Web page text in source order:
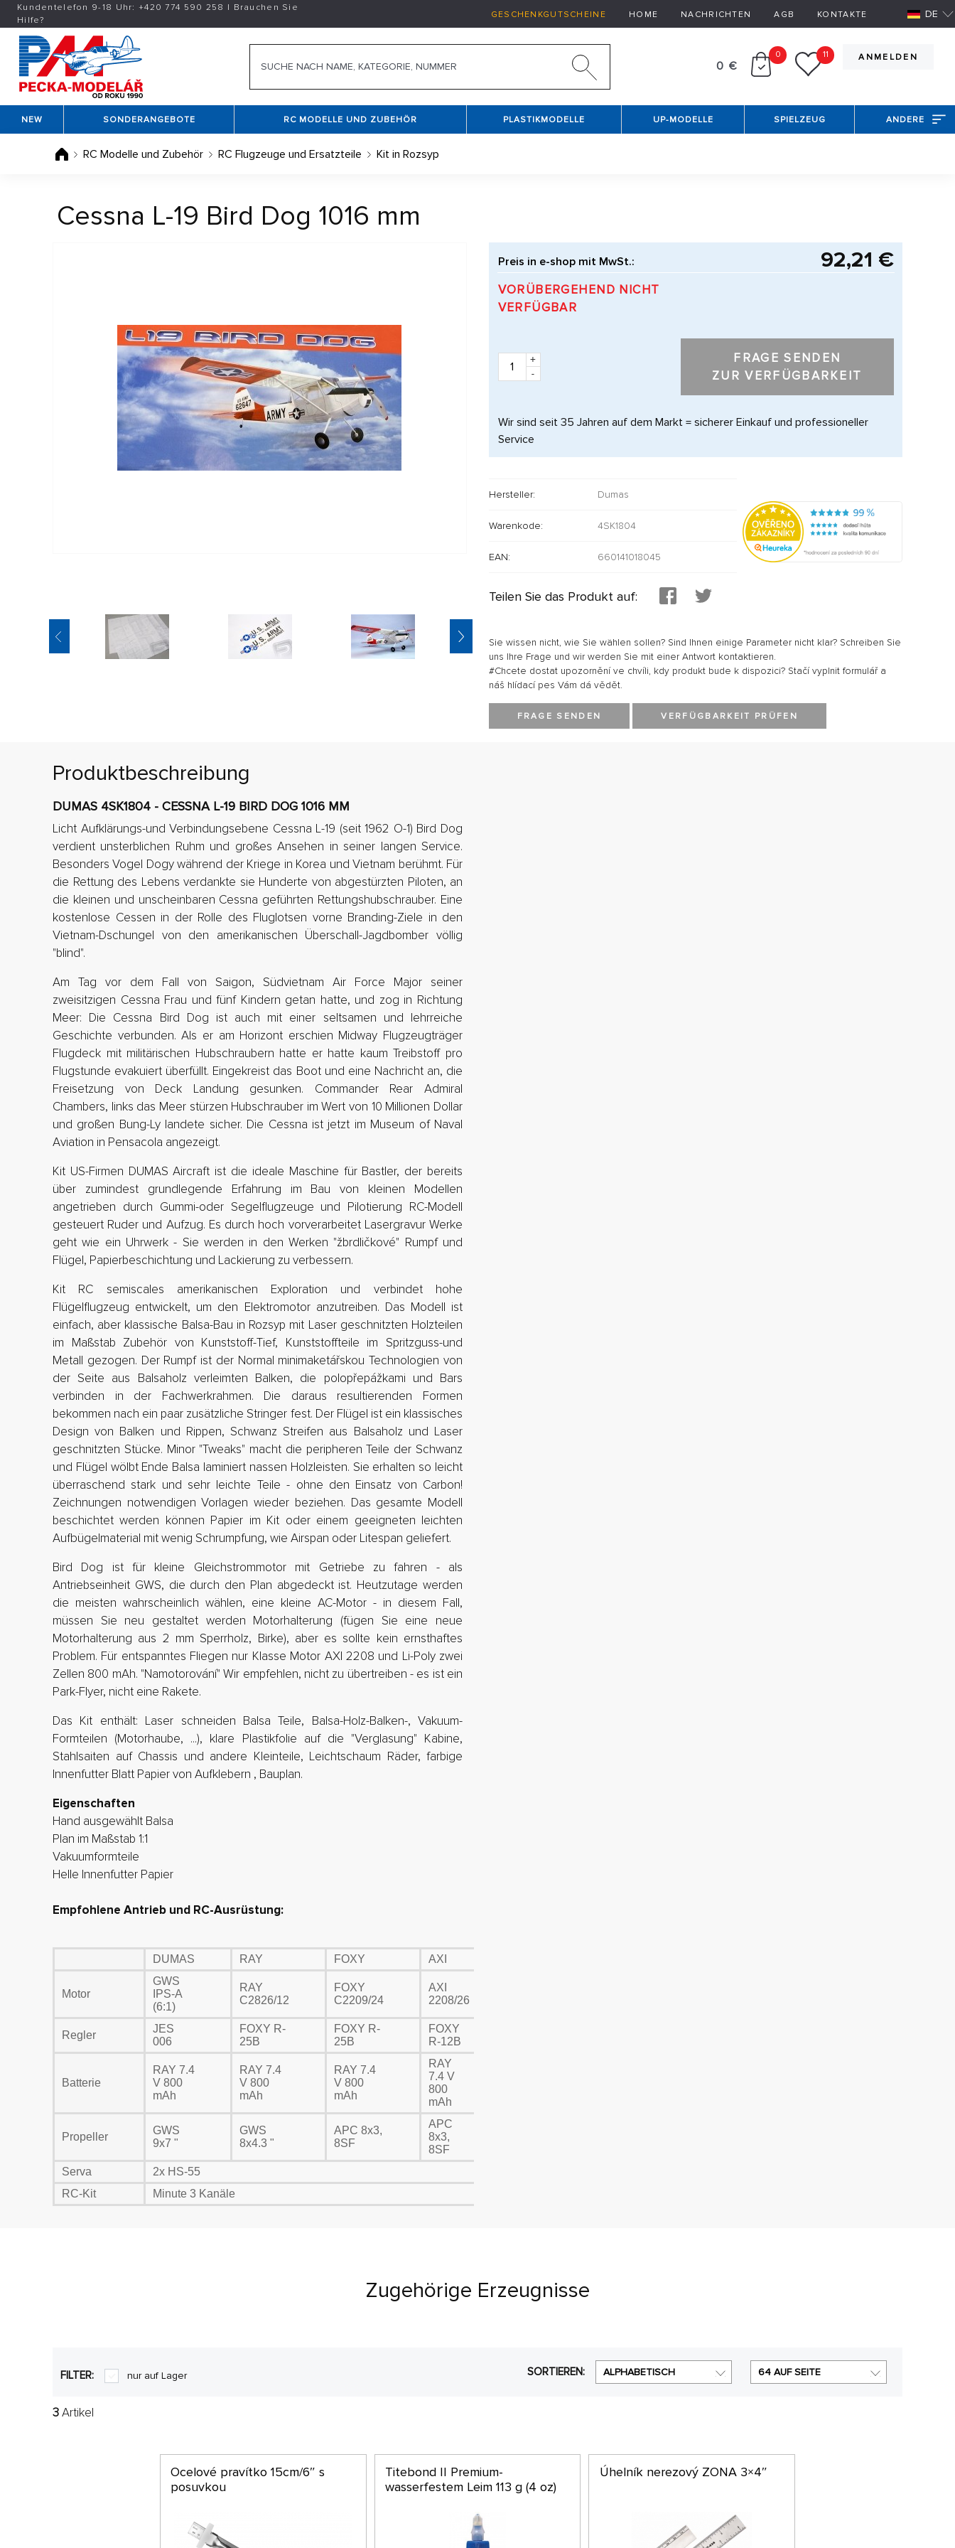
Kundentelefon 9-18 Uhr: +420774 590 258 | Brauchen Sie
Hilfe?
GESCHENKGUTSCHEINE HOME NACHRICHTEN AGB KONTAKTE DE
ANMELDEN
0 €
0 11
NEW SONDERANGEBOTE RC MODELLE UND ZUBEHÖR PLASTIKMODELLE UP-MODELLE SPIELZEUG ANDERE
RC Modelle und Zubehör RC Flugzeuge und Ersatzteile Kit in Rozsyp
Cessna L-19 Bird Dog 1016 mm
Preis in e-shop mit MwSt.: 92,21 €
VORÜBERGEHEND NICHT
VERFÜGBAR
+
-
FRAGE SENDEN
ZUR VERFÜGBARKEIT
Wir sind seit 35 Jahren auf dem Markt = sicherer Einkauf und professioneller
Service
Hersteller: Dumas
Warenkode: 4SK1804
EAN: 660141018045
Teilen Sie das Produkt auf:
Sie wissen nicht, wie Sie wählen sollen? Sind Ihnen einige Parameter nicht klar? Schreiben Sie
uns Ihre Frage und wir werden Sie mit einer Antwort kontaktieren.
#Chcete dostat upozornění ve chvíli, kdy produkt bude k dispozici? Stačí vyplnit formulář a
náš hlídací pes Vám dá vědět.
FRAGE SENDEN VERFÜGBARKEIT PRÜFEN
Produktbeschreibung
DUMAS 4SK1804 - CESSNA L-19 BIRD DOG 1016 MM
Licht Aufklärungs-und Verbindungsebene Cessna L-19 (seit 1962 O-1) Bird Dog
verdient unsterblichen Ruhm und großes Ansehen in seiner langen Service.
Besonders Vogel Dogy während der Kriege in Korea und Vietnam berühmt. Für
die Rettung des Lebens verdankte sie Hunderte von abgestürzten Piloten, an
die kleinen und unscheinbaren Cessna geführten Rettungshubschrauber. Eine
kostenlose Cessen in der Rolle des Fluglotsen vorne Branding-Ziele in den
Vietnam-Dschungel von den amerikanischen Überschall-Jagdbomber völlig
"blind".
Am Tag vor dem Fall von Saigon, Südvietnam Air Force Major seiner
zweisitzigen Cessna Frau und fünf Kindern getan hatte, und zog in Richtung
Meer: Die Cessna Bird Dog ist auch mit einer seltsamen und lehrreiche
Geschichte verbunden. Als er am Horizont erschien Midway Flugzeugträger
Flugdeck mit militärischen Hubschraubern hatte er hatte kaum Treibstoff pro
Flugstunde evakuiert überfüllt. Eingekreist das Boot und eine Nachricht an, die
Freisetzung von Deck Landung gesunken. Commander Rear Admiral
Chambers, links das Meer stürzen Hubschrauber im Wert von 10 Millionen Dollar
und großen Bung-Ly landete sicher. Die Cessna ist jetzt im Museum of Naval
Aviation in Pensacola angezeigt.
Kit US-Firmen DUMAS Aircraft ist die ideale Maschine für Bastler, der bereits
über zumindest grundlegende Erfahrung im Bau von kleinen Modellen
angetrieben durch Gummi-oder Segelflugzeuge und Pilotierung RC-Modell
gesteuert Ruder und Aufzug. Es durch hoch vorverarbeitet Lasergravur Werke
geht wie ein Uhrwerk - Sie werden in den Werken "žbrdličkové" Rumpf und
Flügel, Papierbeschichtung und Lackierung zu verbessern.
Kit RC semiscales amerikanischen Exploration und verbindet hohe
Flügelflugzeug entwickelt, um den Elektromotor anzutreiben. Das Modell ist
einfach, aber klassische Balsa-Bau in Rozsyp mit Laser geschnitzten Holzteilen
im Maßstab Zubehör von Kunststoff-Tief, Kunststoffteile im Spritzguss-und
Metall gezogen. Der Rumpf ist der Normal minimaketářskou Technologien von
der Seite aus Balsaholz verleimten Balken, die polopřepážkami und Bars
verbinden in der Fachwerkrahmen. Die daraus resultierenden Formen
bekommen nach ein paar zusätzliche Stringer fest. Der Flügel ist ein klassisches
Design von Balken und Rippen, Schwanz Streifen aus Balsaholz und Laser
geschnitzten Stücke. Minor "Tweaks" macht die peripheren Teile der Schwanz
und Flügel wölbt Ende Balsa laminiert nassen Holzleisten. Sie erhalten so leicht
überraschend stark und sehr leichte Teile - ohne den Einsatz von Carbon!
Zeichnungen notwendigen Vorlagen wieder beziehen. Das gesamte Modell
beschichtet werden können Papier im Kit oder einem geeigneten leichten
Aufbügelmaterial mit wenig Schrumpfung, wie Airspan oder Litespan geliefert.
Bird Dog ist für kleine Gleichstrommotor mit Getriebe zu fahren - als
Antriebseinheit GWS, die durch den Plan abgedeckt ist. Heutzutage werden
die meisten wahrscheinlich wählen, eine kleine AC-Motor - in diesem Fall,
müssen Sie neu gestaltet werden Motorhalterung (fügen Sie eine neue
Motorhalterung aus 2 mm Sperrholz, Birke), aber es sollte kein ernsthaftes
Problem. Für entspanntes Fliegen nur Klasse Motor AXI 2208 und Li-Poly zwei
Zellen 800 mAh. "Namotorování" Wir empfehlen, nicht zu übertreiben - es ist ein
Park-Flyer, nicht eine Rakete.
Das Kit enthält: Laser schneiden Balsa Teile, Balsa-Holz-Balken-, Vakuum-
Formteilen (Motorhaube, ...), klare Plastikfolie auf die "Verglasung" Kabine,
Stahlsaiten auf Chassis und andere Kleinteile, Leichtschaum Räder, farbige
Innenfutter Blatt Papier von Aufklebern , Bauplan.
Eigenschaften
Hand ausgewählt Balsa
Plan im Maßstab 1:1
Vakuumformteile
Helle Innenfutter Papier
Empfohlene Antrieb und RC-Ausrüstung:
DUMAS RAY FOXY AXI
Motor
GWS
IPS-A
(6:1)
RAY
C2826/12
FOXY
C2209/24
AXI
2208/26
Regler
JES
006
FOXY R-
25B
FOXY R-
25B
FOXY
R-12B
Batterie
RAY 7.4
V 800
mAh
RAY 7.4
V 800
mAh
RAY 7.4
V 800
mAh
RAY
7.4 V
800
mAh
Propeller
GWS
9x7 "
GWS
8x4.3 "
APC 8x3,
8SF
APC
8x3,
8SF
Serva
2x HS-55
RC-Kit
Minute 3 Kanäle
Zugehörige Erzeugnisse
FILTER: nur auf Lager SORTIEREN: ALPHABETISCH 64 AUF SEITE
3Artikel
Ocelové pravítko 15cm/6″ s
posuvkou
Titebond II Premium-
wasserfestem Leim 113 g (4 oz)
Úhelník nerezový ZONA 3×4″